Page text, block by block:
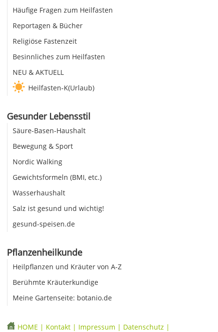
Häufige Fragen zum Heilfasten
Reportagen & Bücher
Religiöse Fastenzeit
Besinnliches zum Heilfasten
NEU & AKTUELL
Heilfasten-K(Urlaub)
Gesunder Lebensstil
Säure-Basen-Haushalt
Bewegung & Sport
Nordic Walking
Gewichtsformeln (BMI, etc.)
Wasserhaushalt
Salz ist gesund und wichtig!
gesund-speisen.de
Pflanzenheilkunde
Heilpflanzen und Kräuter von A-Z
Berühmte Kräuterkundige
Meine Gartenseite: botanio.de
HOME | Kontakt | Impressum | Datenschutz |